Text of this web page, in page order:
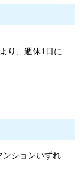
り、週休1日に
ションいずれ